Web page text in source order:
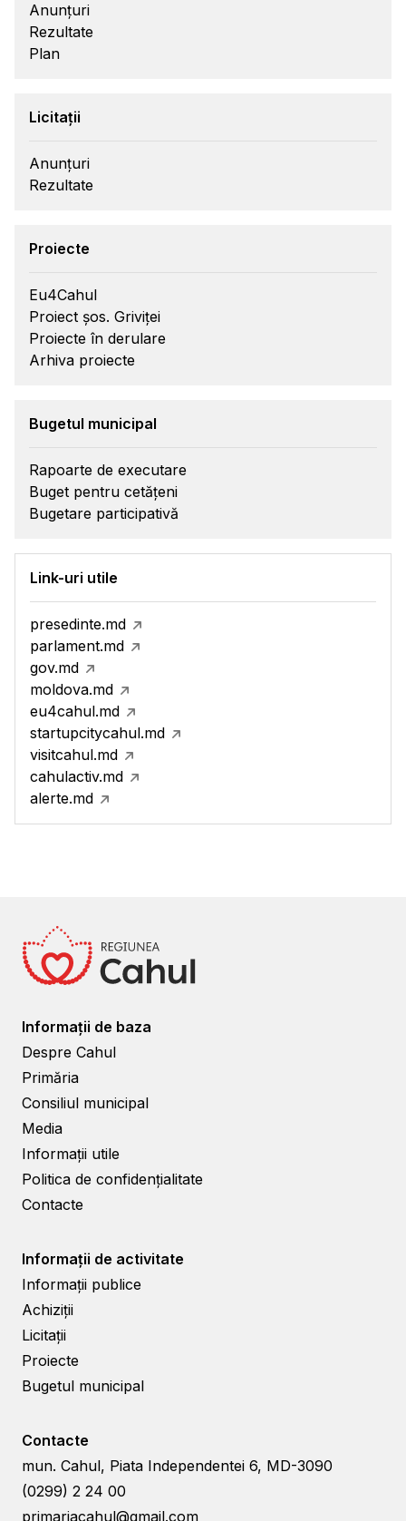
Anunțuri
Rezultate
Plan
Licitații
Anunțuri
Rezultate
Proiecte
Eu4Cahul
Proiect șos. Griviței
Proiecte în derulare
Arhiva proiecte
Bugetul municipal
Rapoarte de executare
Buget pentru cetățeni
Bugetare participativă
Link-uri utile
presedinte.md
parlament.md
gov.md
moldova.md
eu4cahul.md
startupcitycahul.md
visitcahul.md
cahulactiv.md
alerte.md
Informații de baza
Despre Cahul
Primăria
Consiliul municipal
Media
Informații utile
Politica de confidențialitate
Contacte
Informații de activitate
Informații publice
Achiziții
Licitații
Proiecte
Bugetul municipal
Contacte
mun. Cahul, Piata Independentei 6, MD-3090
(0299) 2 24 00
primariacahul@gmail.com